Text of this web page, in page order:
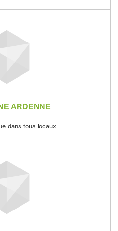
ARDENNE
dans tous locaux